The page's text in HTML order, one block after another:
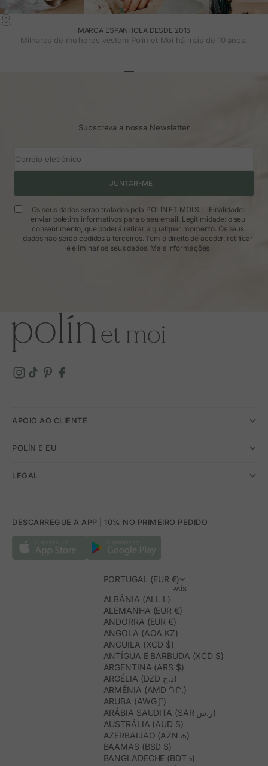
MARCA ESPANHOLA DESDE 2015
Milhares de mulheres vestem Polin et Moi há mais de 10 anos.
Subscreva a nossa Newsletter
Correio eletrónico
JUNTAR-ME
Os seus dados serão tratados pela POLÍN ET MOI S.L. Finalidade:
enviar boletins informativos para o seu email. Legitimidade: o seu
consentimento, que poderá retirar a qualquer momento. Os seus
dados não serão cedidos a terceiros. Tem o direito de aceder, retificar
e eliminar os seus dados. Mais informações
APOIO AO CLIENTE
POLÍN E EU
LEGAL
DESCARREGUE A APP | 10% NO PRIMEIRO PEDIDO
PORTUGAL (EUR €)
PAÍS
ALBÂNIA (ALL L)
ALEMANHA (EUR €)
ANDORRA (EUR €)
ANGOLA (AOA KZ)
ANGUILA (XCD $)
ANTÍGUA E BARBUDA (XCD $)
ARGENTINA (ARS $)
ARGÉLIA (DZD د.ج)
ARMÉNIA (AMD ԴՐ.)
ARUBA (AWG Ƒ)
ARÁBIA SAUDITA (SAR ر.س)
AUSTRÁLIA (AUD $)
AZERBAIJÃO (AZN ₼)
BAAMAS (BSD $)
BANGLADECHE (BDT ৳)